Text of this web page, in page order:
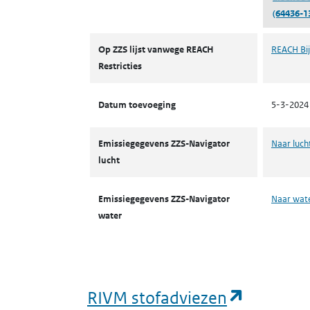
(64436-
Op ZZS lijst vanwege REACH
Restricties
REACH
Datum toevoeging 5-3-2024
Emissiegegevens ZZS-Navigator
lucht
Naar
Emissiegegevens ZZS-Navigator
water
Naar
RIVM stofadviezen